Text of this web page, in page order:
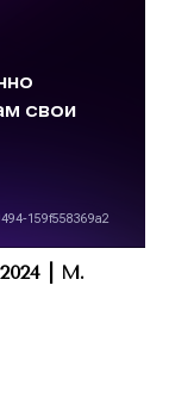
| М.